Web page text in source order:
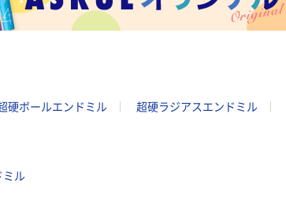
硬ボールエンドミル 超硬ラジアスエンドミル
ミル